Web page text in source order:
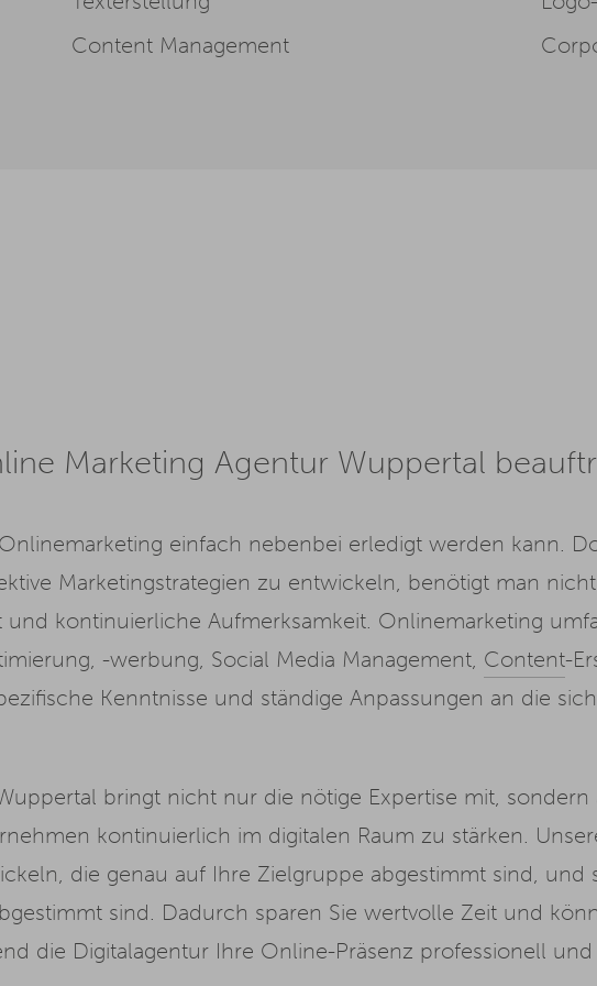
Content Management
Marketing Agentur Wuppertal
einfach nebenbei erledigt werden kann.
Marketingstrategien zu entwickeln, benötigt man
kontinuierliche Aufmerksamkeit. Onlinemarketing
-werbung, Social Media Management, Content-
Kenntnisse und ständige Anpassungen an die
bringt nicht nur die nötige Expertise mit, sondern
kontinuierlich im digitalen Raum zu stärken.
die genau auf Ihre Zielgruppe abgestimmt sind, und
sind. Dadurch sparen Sie wertvolle Zeit und
die Digitalagentur Ihre Online-Präsenz professionell und